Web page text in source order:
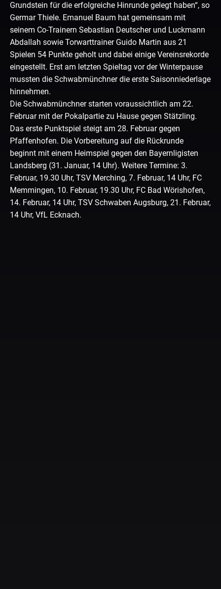
Grundstein für die erfolgreiche Hinrunde gelegt haben“, so
Germar Thiele. Emanuel Baum hat gemeinsam mit
seinem Co-Trainern Sebastian Deutscher und Luckmann
Abdallah sowie Torwarttrainer Guido Martin aus 21
Spielen 54 Punkte geholt und dabei einige Vereinsrekorde
eingestellt. Erst am letzten Spieltag vor der Winterpause
mussten die Schwabmünchner die erste Saisonniederlage
hinnehmen.
Die Schwabmünchner starten voraussichtlich am 22.
Februar mit der Pokalpartie zu Hause gegen Stätzling.
Das erste Punktspiel steigt am 28. Februar gegen
Pfaffenhofen. Die Vorbereitung auf die Rückrunde
beginnt mit einem Heimspiel gegen den Bayernligisten
Landsberg (31. Januar, 14 Uhr). Weitere Termine: 3.
Februar, 19.30 Uhr, TSV Merching, 7. Februar, 14 Uhr, FC
Memmingen, 10. Februar, 19.30 Uhr, FC Bad Wörishofen,
14. Februar, 14 Uhr, TSV Schwaben Augsburg, 21. Februar,
14 Uhr, VfL Ecknach.